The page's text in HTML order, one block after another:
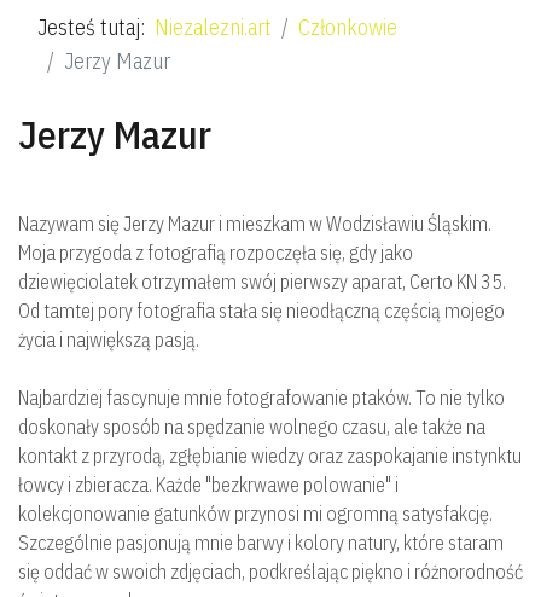
Jesteś tutaj: Niezalezni.art
Członkowie
Jerzy Mazur
Jerzy Mazur
Nazywam się Jerzy Mazur i mieszkam w Wodzisławiu Śląskim.
Moja przygoda z fotografią rozpoczęła się, gdy jako
dziewięciolatek otrzymałem swój pierwszy aparat, Certo KN 35.
Od tamtej pory fotografia stała się nieodłączną częścią mojego
życia i największą pasją.
Najbardziej fascynuje mnie fotografowanie ptaków. To nie tylko
doskonały sposób na spędzanie wolnego czasu, ale także na
kontakt z przyrodą, zgłębianie wiedzy oraz zaspokajanie instynktu
łowcy i zbieracza. Każde "bezkrwawe polowanie" i
kolekcjonowanie gatunków przynosi mi ogromną satysfakcję.
Szczególnie pasjonują mnie barwy i kolory natury, które staram
się oddać w swoich zdjęciach, podkreślając piękno i różnorodność